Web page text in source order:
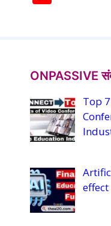
u
b
e
C
h
a
n
n
ONPASSIVE
Top
effect